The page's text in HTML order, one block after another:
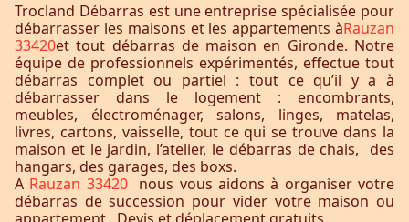
Trocland Débarras est une entreprise spécialisée pour
débarrasser les maisons et les appartements àRauzan
33420et tout débarras de maison en Gironde. Notre
équipe de professionnels expérimentés, effectue tout
débarras complet ou partiel : tout ce qu’il y a à
débarrasser dans le logement : encombrants,
meubles, électroménager, salons, linges, matelas,
livres, cartons, vaisselle, tout ce qui se trouve dans la
maison et le jardin, l’atelier, le débarras de chais, des
hangars, des garages, des boxs.
A Rauzan 33420 nous vous aidons à organiser votre
débarras de succession pour vider votre maison ou